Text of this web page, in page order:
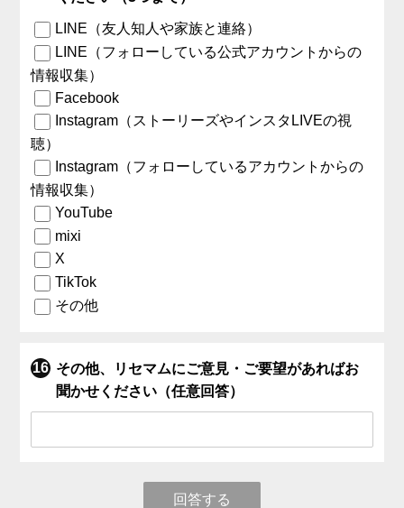
LINE（友人知人や家族と連絡）
LINE（フォローしている公式アカウントからの
情報収集）
Facebook
Instagram（ストーリーズやインスタLIVEの視
聴）
Instagram（フォローしているアカウントからの
情報収集）
YouTube
mixi
X
TikTok
その他
その他、リセマムにご意見・ご要望があればお
聞かせください（任意回答）
回答する